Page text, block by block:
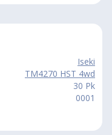
Iseki
TM4270 HST 4wd
30 Pk
0001